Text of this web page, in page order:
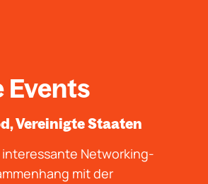
Events
Vereinigte Staaten
Networking-
mit der